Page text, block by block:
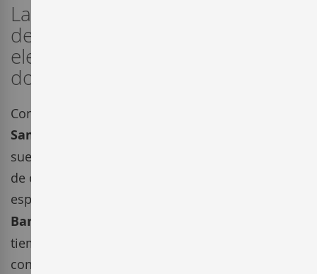
La destilería Barceló elabora
desde principios del siglo XX
elegantes expresiones de ron
dominicano.
Con la fundación de la destilería Barceló en
Santo Domingo
sueño. Corría el año 1930. Este singular hombre
de origen español (Mallorca) tenía grandes
esperanzas en crear numerosos tipos de
Barceló
tiempo, conquistó el mercado local
convirtiéndose en un referente dentro de los